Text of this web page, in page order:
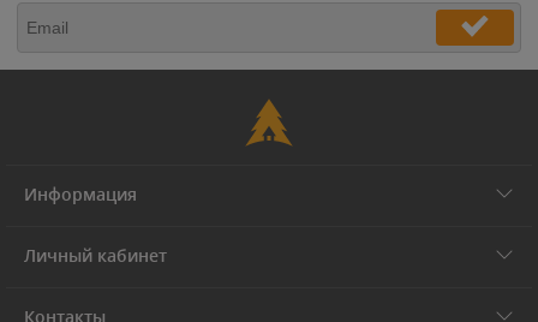
Информация
Личный кабинет
Контакты